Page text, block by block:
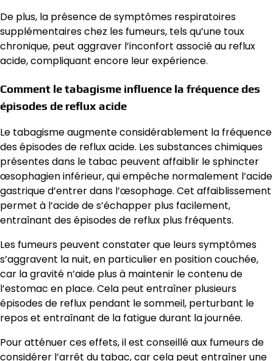
De plus, la présence de symptômes respiratoires
supplémentaires chez les fumeurs, tels qu’une toux
chronique, peut aggraver l’inconfort associé au reflux
acide, compliquant encore leur expérience.
Comment le tabagisme influence la fréquence des
épisodes de reflux acide
Le tabagisme augmente considérablement la fréquence
des épisodes de reflux acide. Les substances chimiques
présentes dans le tabac peuvent affaiblir le sphincter
œsophagien inférieur, qui empêche normalement l’acide
gastrique d’entrer dans l’œsophage. Cet affaiblissement
permet à l’acide de s’échapper plus facilement,
entraînant des épisodes de reflux plus fréquents.
Les fumeurs peuvent constater que leurs symptômes
s’aggravent la nuit, en particulier en position couchée,
car la gravité n’aide plus à maintenir le contenu de
l’estomac en place. Cela peut entraîner plusieurs
épisodes de reflux pendant le sommeil, perturbant le
repos et entraînant de la fatigue durant la journée.
Pour atténuer ces effets, il est conseillé aux fumeurs de
considérer l’arrêt du tabac, car cela peut entraîner une